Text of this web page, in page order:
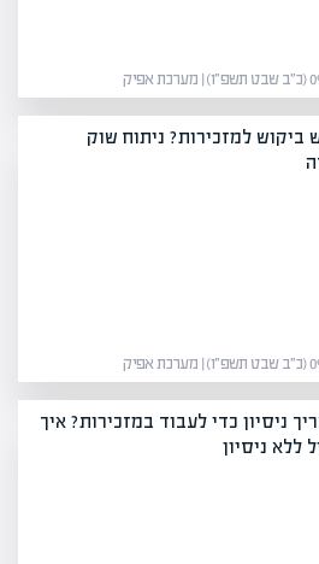
ביקוש למזכירות? ניתוח שוק
ניסיון כדי לעבוד במזכירות? איך
ללא ניסיון